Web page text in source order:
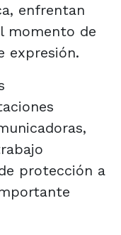
enfrentan
momento de
expresión.
protección a